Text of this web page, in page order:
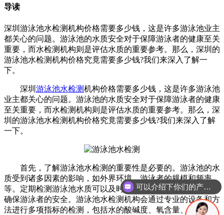
导读
深圳游泳池水检测机构价格需要多少钱，这是许多游泳池业主
都关心的问题。游泳池的水质安全对于保障游泳者的健康至关
重要，而水检测机构则是评估水质的重要参考。那么，深圳的
游泳池水检测机构价格究竟需要多少钱?我们来深入了解一
下。
深圳 游泳池水检测机构价格需要多少钱，这是许多游泳池
业主都关心的问题。游泳池的水质安全对于保障游泳者的健康
至关重要，而水检测机构则是评估水质的重要参考。那么，深
圳的游泳池水检测机构价格究竟需要多少钱?我们来深入了解
一下。
首先，了解游泳池水检测的重要性是必要的。游泳池的水
质受到诸多因素的影响，如外界环境、游泳者的规模和频率
等。定期检测游泳池水质可以及时发现问题，采取相应措施，
确保游泳者的安全。游泳池水检测机构会通过专业的设备和方
法进行多项指标的检测，包括水的酸碱度、氧含量、氯含量、
可以介绍下你们的产品么